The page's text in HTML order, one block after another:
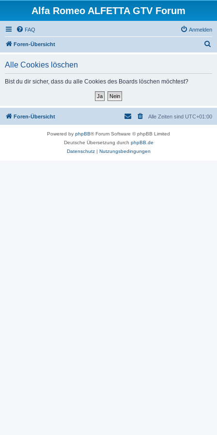
Alfa Romeo ALFETTA GTV Forum
FAQ Anmelden
Foren-Übersicht
Alle Cookies löschen
Bist du dir sicher, dass du alle Cookies des Boards löschen möchtest?
Foren-Übersicht Alle Zeiten sind UTC+01:00
Powered by phpBB® Forum Software © phpBB Limited
Deutsche Übersetzung durch phpBB.de
Datenschutz| Nutzungsbedingungen